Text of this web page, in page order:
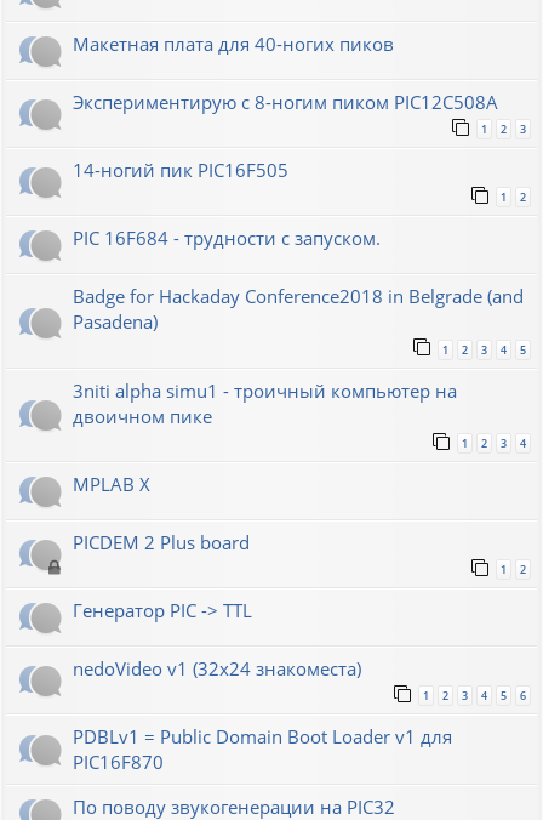
Макетная плата для 40-ногих пиков
Экспериментирую с 8-ногим пиком PIC12C508A
1 2 3
14-ногий пик PIC16F505
1 2
PIC 16F684 - трудности с запуском.
Badge for Hackaday Conference2018 in Belgrade (and
Pasadena)
1 2 3 4 5
3niti alpha simu1 - троичный компьютер на
двоичном пике
1 2 3 4
MPLAB X
PICDEM 2 Plus board
1 2
Генератор РIС -> TTL
nedoVideo v1 (32x24 знакоместа)
1 2 3 4 5 6
PDBLv1 = Public Domain Boot Loader v1 для
PIC16F870
По поводу звукогенерации на PIC32